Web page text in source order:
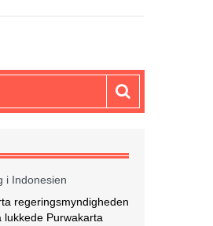
i Indonesien
regeringsmyndigheden
lukkede Purwakarta